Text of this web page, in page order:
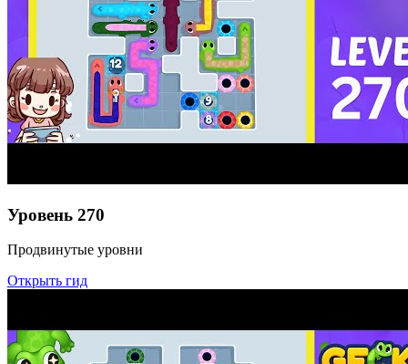
Уровень 270
Продвинутые уровни
Открыть гид